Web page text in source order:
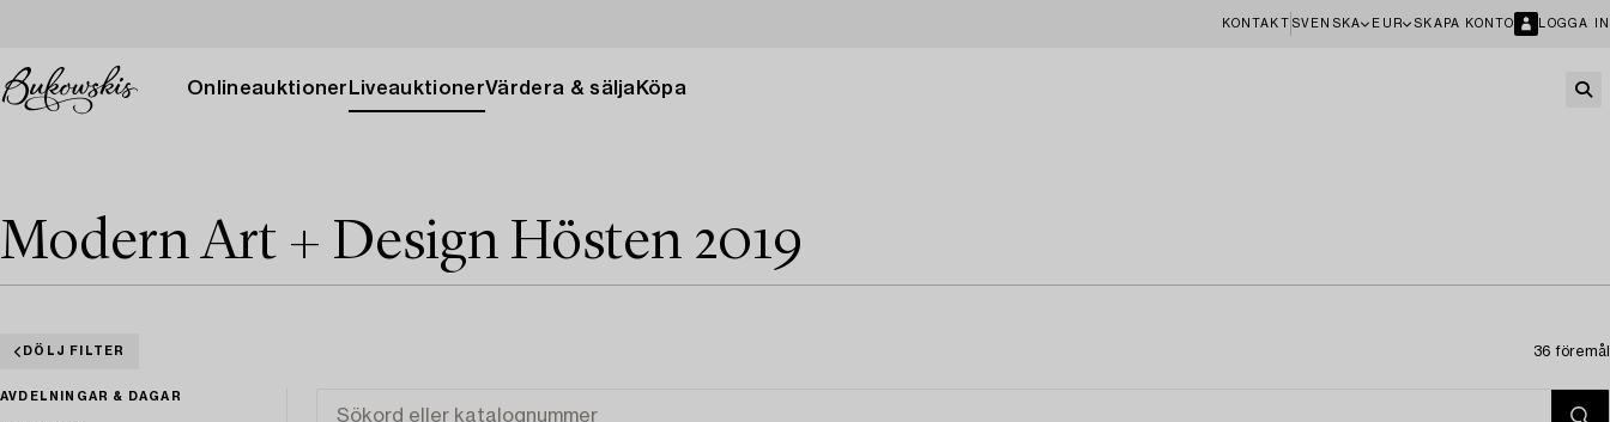
KONTAKT SVENSKA EUR SKAPA KONTO LOGGA IN
Onlineauktioner LiveauktionerVärdera & sälja Köpa
Modern Art + Design Hösten 2019
DÖLJ FILTER 36 föremål
AVDELNINGAR & DAGAR